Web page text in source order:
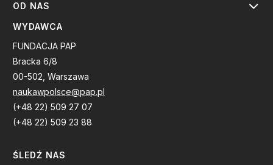
OD NAS
WYDAWCA
FUNDACJA PAP
Bracka 6/8
00-502, Warszawa
naukawpolsce@pap.pl
(+48 22) 509 27 07
(+48 22) 509 23 88
ŚLEDŹ NAS